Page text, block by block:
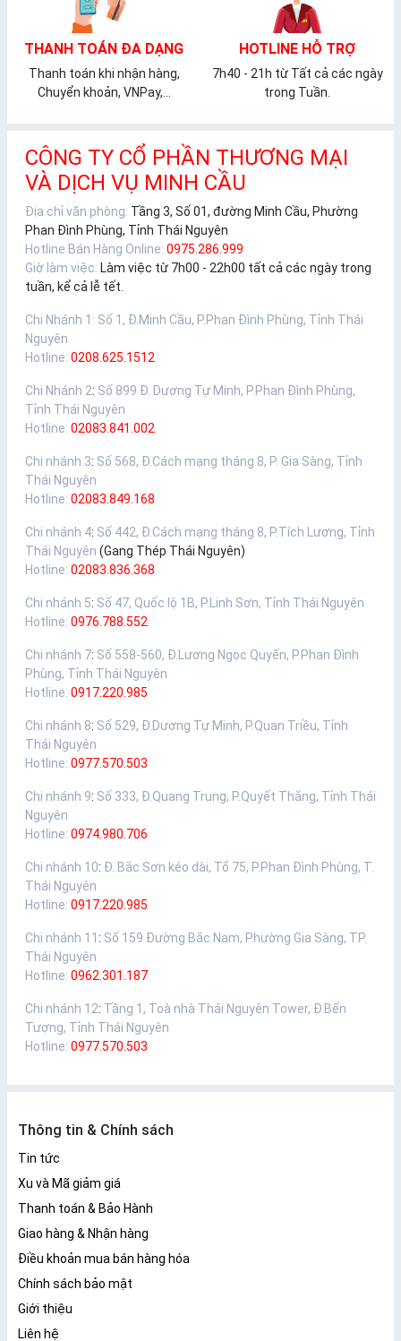
THANH TOÁN ĐA DẠNG
Thanh toán khi nhận hàng,
Chuyển khoản, VNPay,...
HOTLINE HỖ TRỢ
7h40 - 21h từ Tất cả các ngày
trong Tuần.
CÔNG TY CỔ PHẦN THƯƠNG MẠI
VÀ DỊCH VỤ MINH CẦU
Địa chỉ văn phòng: Tầng 3, Số 01, đường Minh Cầu, Phường
Phan Đình Phùng, Tỉnh Thái Nguyên
Hotline Bán Hàng Online: 0975.286.999
Giờ làm việc: Làm việc từ 7h00 - 22h00 tất cả các ngày trong
tuần, kể cả lễ tết.
Chi Nhánh 1 : Số 1, Đ.Minh Cầu, P.Phan Đình Phùng, Tỉnh Thái
Nguyên
Hotline: 0208.625.1512
Chi Nhánh 2: Số 899 Đ. Dương Tự Minh, P.Phan Đình Phùng,
Tỉnh Thái Nguyên
Hotline: 02083.841.002
Chi nhánh 3: Số 568, Đ.Cách mạng tháng 8, P. Gia Sàng, Tỉnh
Thái Nguyên
Hotline: 02083.849.168
Chi nhánh 4: Số 442, Đ.Cách mạng tháng 8, P.Tích Lương, Tỉnh
Thái Nguyên (Gang Thép Thái Nguyên)
Hotline: 02083.836.368
Chi nhánh 5: Số 47, Quốc lộ 1B, P.Linh Sơn, Tỉnh Thái Nguyên
Hotline: 0976.788.552
Chi nhánh 7: Số 558-560, Đ.Lương Ngọc Quyến, P.Phan Đình
Phùng, Tỉnh Thái Nguyên
Hotline: 0917.220.985
Chi nhánh 8: Số 529, Đ.Dương Tự Minh, P.Quan Triều, Tỉnh
Thái Nguyên
Hotline: 0977.570.503
Chi nhánh 9: Số 333, Đ.Quang Trung, P.Quyết Thắng, Tỉnh Thái
Nguyên
Hotline: 0974.980.706
Chi nhánh 10: Đ. Bắc Sơn kéo dài, Tổ 75, P.Phan Đình Phùng, T.
Thái Nguyên
Hotline: 0917.220.985
Chi nhánh 11 : Số 159 Đường Bắc Nam, Phường Gia Sàng, TP.
Thái Nguyên
Hotline: 0962.301.187
Chi nhánh 12: Tầng 1, Toà nhà Thái Nguyên Tower, Đ.Bến
Tượng, Tỉnh Thái Nguyên
Hotline: 0977.570.503
Thông tin & Chính sách
Tin tức
Xu và Mã giảm giá
Thanh toán & Bảo Hành
Giao hàng & Nhận hàng
Điều khoản mua bán hàng hóa
Chính sách bảo mật
Giới thiệu
Liên hệ